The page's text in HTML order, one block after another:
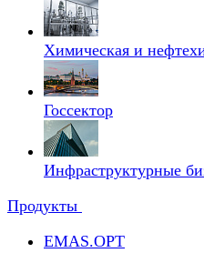
Химическая и
Госсектор
Инфраструктурные
Продукты
EMAS.OPT